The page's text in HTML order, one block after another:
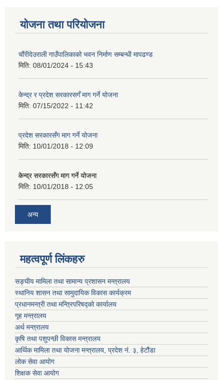
योजना तथा परियोजना
चौंरीदेउराली गाउँपालिकाको भवन निर्माण सम्बन्धी मापढण्ड
मिति: 08/01/2024 - 15:43
केन्द्र र प्रदेश सरकारसगँ माग गर्ने योजना
मिति: 07/15/2022 - 11:42
प्रदेश सरकारसँग माग गर्ने योजना
मिति: 10/01/2018 - 12:09
केन्द्र सरकारसँग माग गर्ने योजना
मिति: 10/01/2018 - 12:05
अन्य
महत्वपूर्ण लिंकहरु
सङ्घीय मामिला तथा सामान्य प्रशासन मन्‍त्रालय
स्थानिय शासन तथा सामुदायिक विकास कार्यक्रम
प्रधानमन्‍त्री तथा मन्‍त्रिपरिषद्को कार्यालय
गृह मन्‍त्रालय
अर्थ मन्त्रालय
कृषि तथा पशुपन्छी विकास मन्त्रालय
आर्थिक मामिला तथा योजना मन्त्रालय, प्रदेश नं. ३, हेटौंडा
लोक सेवा आयोग
शिक्षक सेवा आयोग